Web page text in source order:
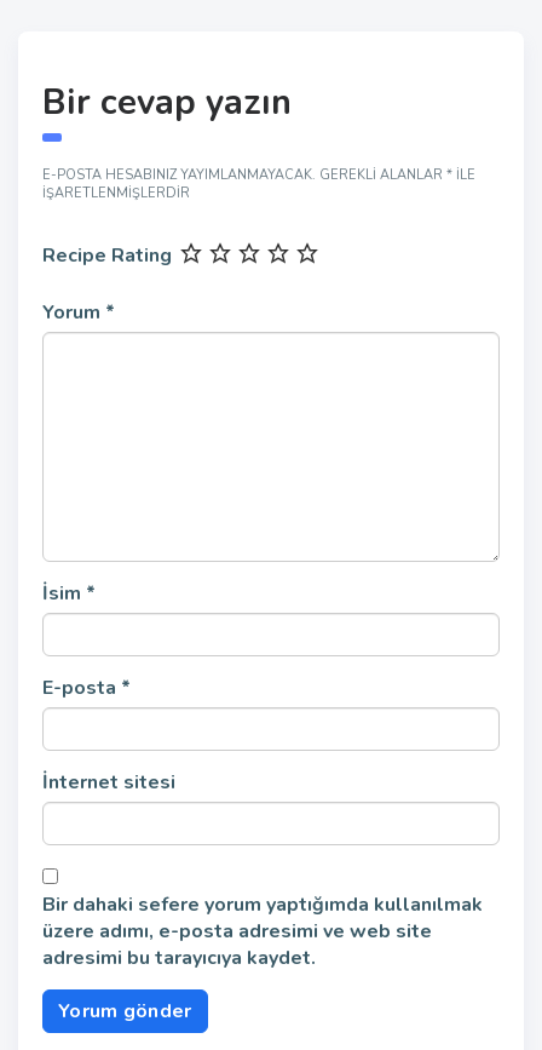
Bir cevap yazın
E-POSTA HESABINIZ YAYIMLANMAYACAK. GEREKLI ALANLAR * ILE
IŞARETLENMIŞLERDIR
Recipe Rating
Yorum *
İsim *
E-posta *
İnternet sitesi
Bir dahaki sefere yorum yaptığımda kullanılmak
üzere adımı, e-posta adresimi ve web site
adresimi bu tarayıcıya kaydet.